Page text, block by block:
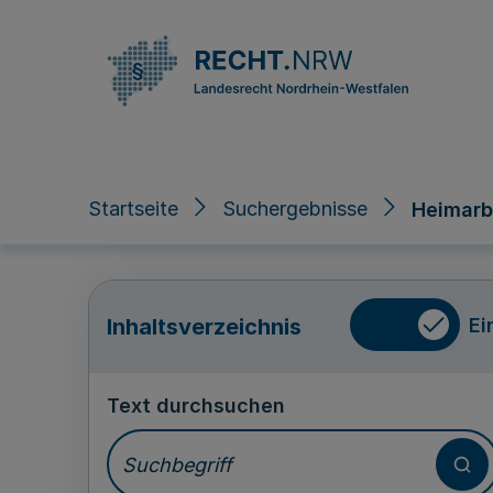
Startseite Suchergebnisse
Inhaltsverzeichnis
Text durchsuchen